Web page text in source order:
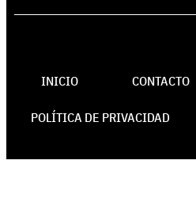
INICIO CONTACTO
POLÍTICA DE PRIVACIDAD